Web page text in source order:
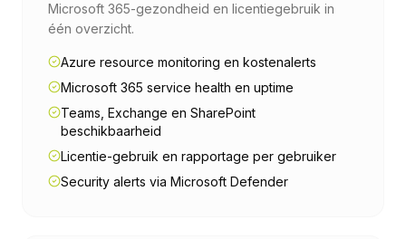
Microsoft 365-gezondheid en licentiegebruik in
één overzicht.
Azure resource monitoring en kostenalerts
Microsoft 365 service health en uptime
Teams, Exchange en SharePoint
beschikbaarheid
Licentie-gebruik en rapportage per gebruiker
Security alerts via Microsoft Defender